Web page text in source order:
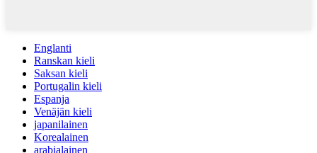
Englanti
Ranskan kieli
Saksan kieli
Portugalin kieli
Espanja
Venäjän kieli
japanilainen
Korealainen
arabialainen